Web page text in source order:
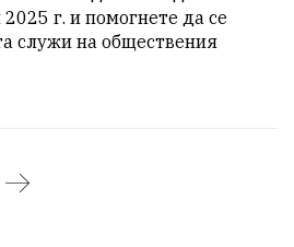
г. и помогнете да се
служи на обществения